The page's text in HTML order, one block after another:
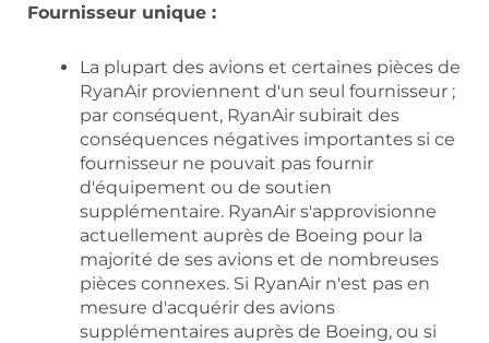
Fournisseur unique :
La plupart des avions et certaines pièces de
RyanAir proviennent d'un seul fournisseur ;
par conséquent, RyanAir subirait des
conséquences négatives importantes si ce
fournisseur ne pouvait pas fournir
d'équipement ou de soutien
supplémentaire. RyanAir s'approvisionne
actuellement auprès de Boeing pour la
majorité de ses avions et de nombreuses
pièces connexes. Si RyanAir n'est pas en
mesure d'acquérir des avions
supplémentaires auprès de Boeing, ou si